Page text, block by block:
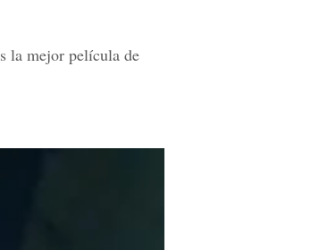
la mejor película de